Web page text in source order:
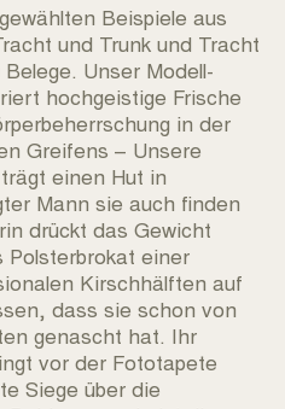
Beispiele aus
und Trunk und Tracht
Unser Modell-
hochgeistige Frische
in der
Greifens – Unsere
einen Hut in
Mann sie auch finden
drückt das Gewicht
einer
Kirschhälften auf
dass sie schon von
genascht hat. Ihr
vor der Fototapete
Siege über die